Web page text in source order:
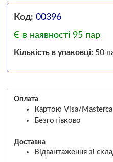
Код: 00396
Є в наявності 95 пар
Кількість в упаковці:50
Оплата
Картою Visa/
Безготівково
Доставка
Відвантаження зі